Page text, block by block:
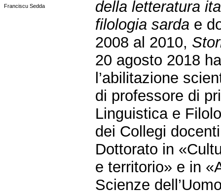
Franciscu Sedda
della letteratura
filologia sarda e
2008 al 2010,
20 agosto 2018
l’abilitazione
di professore di
Linguistica e
dei Collegi
Dottorato in
e territorio» e in
Scienze